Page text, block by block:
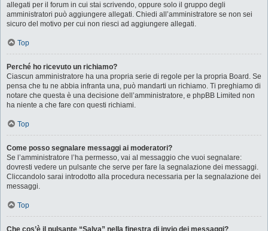
allegati per il forum in cui stai scrivendo, oppure solo il gruppo degli
amministratori può aggiungere allegati. Chiedi all’amministratore se non sei
sicuro del motivo per cui non riesci ad aggiungere allegati.
Top
Perché ho ricevuto un richiamo?
Ciascun amministratore ha una propria serie di regole per la propria Board. Se
pensa che tu ne abbia infranta una, può mandarti un richiamo. Ti preghiamo di
notare che questa è una decisione dell’amministratore, e phpBB Limited non
ha niente a che fare con questi richiami.
Top
Come posso segnalare messaggi ai moderatori?
Se l’amministratore l’ha permesso, vai al messaggio che vuoi segnalare:
dovresti vedere un pulsante che serve per fare la segnalazione dei messaggi.
Cliccandolo sarai introdotto alla procedura necessaria per la segnalazione dei
messaggi.
Top
Che cos’è il pulsante “Salva” nella finestra di invio dei messaggi?